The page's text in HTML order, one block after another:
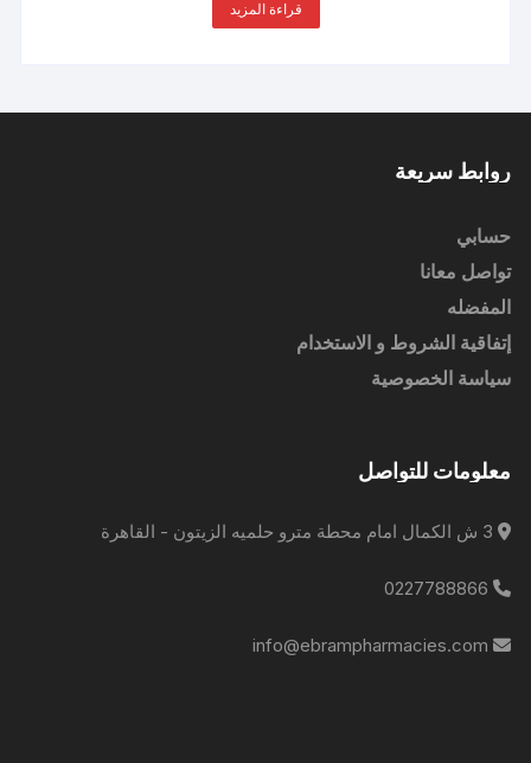
قراءة المزيد
روابط سريعة
حسابي
تواصل معانا
المفضله
إتفاقية الشروط و الاستخدام
سياسة الخصوصية
معلومات للتواصل